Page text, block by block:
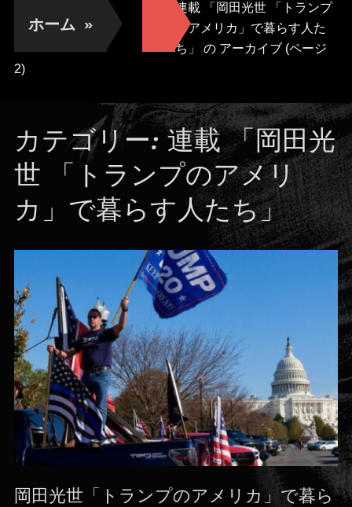
ホーム »
連載 「岡田光世 「トランプ
のアメリカ」で暮らす人た
ち」 の アーカイブ(ページ
2)
カテゴリー: 連載 「岡田光
世 「トランプのアメリ
カ」で暮らす人たち」
岡田光世「トランプのアメリカ」で暮ら